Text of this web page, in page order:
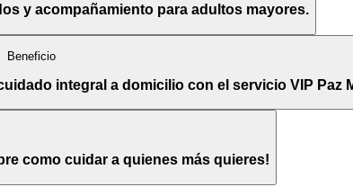
y acompañamiento para adultos mayores.
Beneficio
integral a domicilio con el servicio VIP Paz
como cuidar a quienes más quieres!